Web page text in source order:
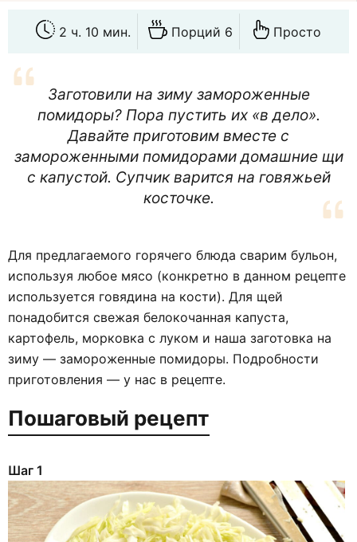
2 ч. 10 мин. Порций 6 Просто
Заготовили на зиму замороженные
помидоры? Пора пустить их «в дело».
Давайте приготовим вместе с
замороженными помидорами домашние щи
с капустой. Супчик варится на говяжьей
косточке.
Для предлагаемого горячего блюда сварим бульон,
используя любое мясо (конкретно в данном рецепте
используется говядина на кости). Для щей
понадобится свежая белокочанная капуста,
картофель, морковка с луком и наша заготовка на
зиму — замороженные помидоры. Подробности
приготовления — у нас в рецепте.
Пошаговый рецепт
Шаг 1